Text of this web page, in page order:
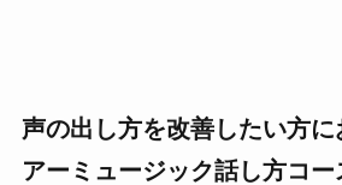
声の出し方を改善したい方
アーミュージック話し方コー